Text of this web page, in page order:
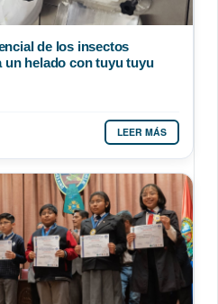
de los insectos
un helado con tuyu tuyu
LEER MÁS